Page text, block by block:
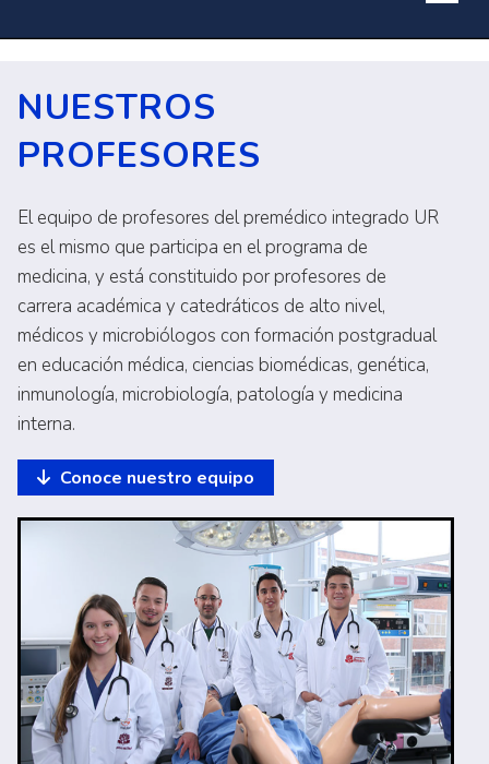
NUESTROS
PROFESORES
El equipo de profesores del premédico integrado UR
es el mismo que participa en el programa de
medicina, y está constituido por profesores de
carrera académica y catedráticos de alto nivel,
médicos y microbiólogos con formación postgradual
en educación médica, ciencias biomédicas, genética,
inmunología, microbiología, patología y medicina
interna.
Conoce nuestro equipo